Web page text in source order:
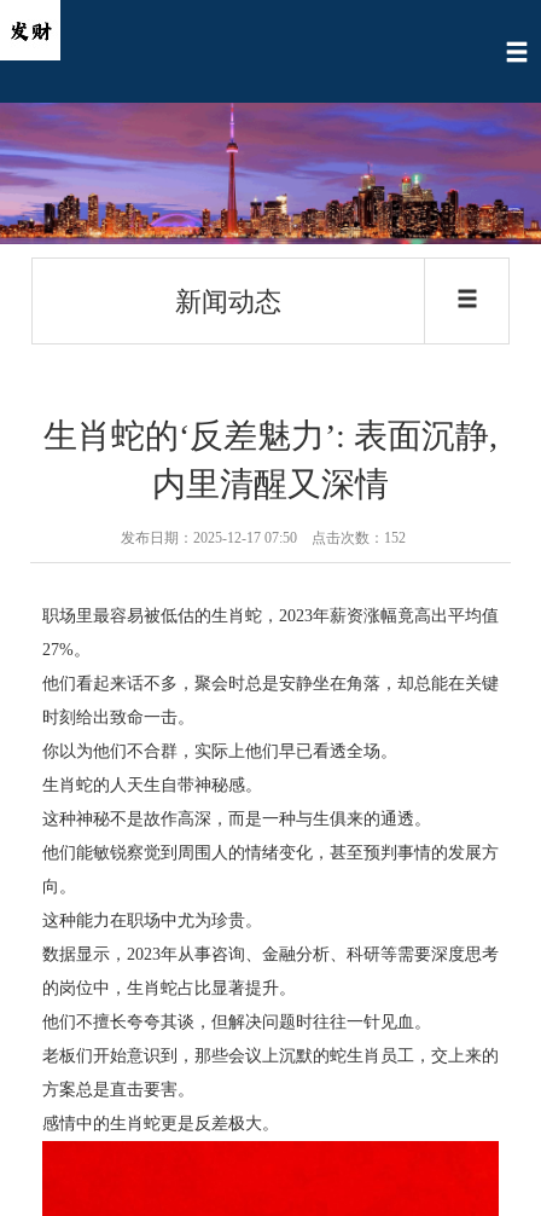
新闻动态
生肖蛇的‘反差魅力’: 表面沉静,
内里清醒又深情
发布日期：2025-12-17 07:50 点击次数：152
职场里最容易被低估的生肖蛇，2023年薪资涨幅竟高出平均值
27%。
他们看起来话不多，聚会时总是安静坐在角落，却总能在关键
时刻给出致命一击。
你以为他们不合群，实际上他们早已看透全场。
生肖蛇的人天生自带神秘感。
这种神秘不是故作高深，而是一种与生俱来的通透。
他们能敏锐察觉到周围人的情绪变化，甚至预判事情的发展方
向。
这种能力在职场中尤为珍贵。
数据显示，2023年从事咨询、金融分析、科研等需要深度思考
的岗位中，生肖蛇占比显著提升。
他们不擅长夸夸其谈，但解决问题时往往一针见血。
老板们开始意识到，那些会议上沉默的蛇生肖员工，交上来的
方案总是直击要害。
感情中的生肖蛇更是反差极大。